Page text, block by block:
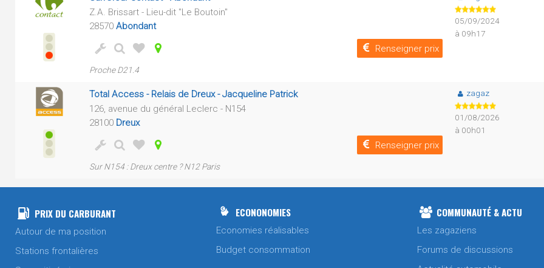
Z.A. Brissart - Lieu-dit "Le Boutoin"
28570 Abondant
Renseigner prix
Proche D21.4
05/09/2024
à 09h17
Total Access - Relais de Dreux - Jacqueline Patrick
126, avenue du général Leclerc - N154
28100 Dreux
Renseigner prix
Sur N154 : Dreux centre ? N12 Paris
zagaz
01/08/2026
à 00h01
PRIX DU CARBURANT
Autour de ma position
Stations frontalières
ECONONOMIES
Economies réalisables
Budget consommation
COMMUNAUTÉ & ACTU
Les zagaziens
Forums de discussions